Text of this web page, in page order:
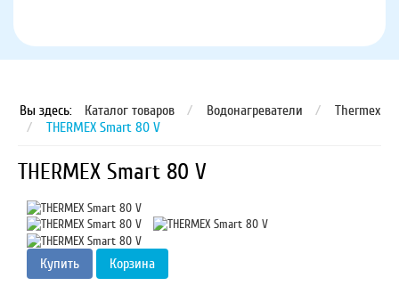
Вы здесь: Каталог товаров / Водонагреватели /
Thermex
/
THERMEX Smart 80 V
THERMEX Smart 80 V
Купить Корзина